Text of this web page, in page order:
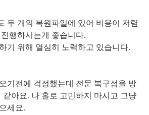
두 개의 복원파일에 있어 비용이 저렴
행하시는게 좋습니다.
기 위해 열심히 노력하고 있습니다.
기전에 걱정했는데 전문 복구점을 방
같아요. 나 홀로 고민하지 마시고 그냥
세요.